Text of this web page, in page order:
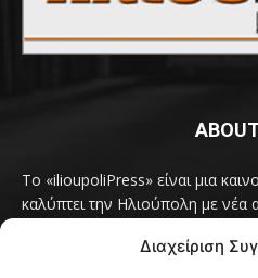
Διαχείριση
Το «ilioupoliPress» είναι μια
καλύπτει την Ηλιούπολη με νέα
Ηλιούπολης, των δημοτικών